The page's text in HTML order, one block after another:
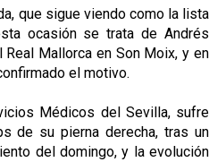
que sigue viendo como la lista
ocasión se trata de Andrés
Mallorca en Son Moix, y en
el motivo.
Médicos del Sevilla, sufre
de su pierna derecha, tras un
del domingo, y la evolución